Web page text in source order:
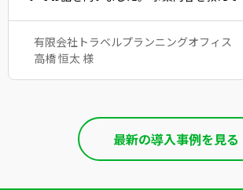
有限会社トラベルプランニングオフィス
高橋 恒太 様
最新の導入事例を見る